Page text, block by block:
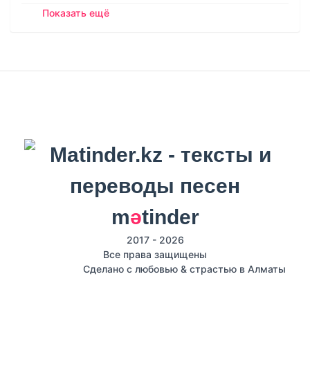
Показать ещё
mәtinder
2017 - 2026
Все права защищены
Сделано с любовью & страстью в Алматы